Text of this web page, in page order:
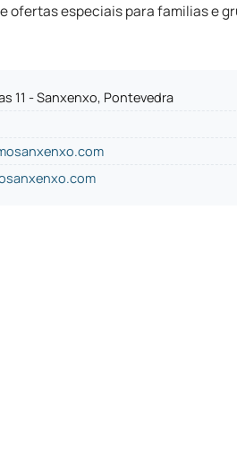
ofertas especiais para familias e
11 - Sanxenxo, Pontevedra